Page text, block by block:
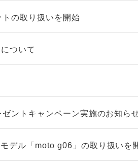
の取り扱いを開始
ついて
ントキャンペーン実施のお知ら
デル「moto g06」の取り扱いを